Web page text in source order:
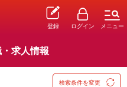
登録 ログイン メニュー
・求人情報
検索条件を変更